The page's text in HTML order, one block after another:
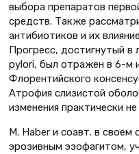
выбора препаратов
средств. Также
антибиотиков и их
Прогресс, достигнутый в
pylori, был отражен в 6-м
Флорентийского
Атрофия слизистой
изменения практически
M. Haber и соавт. в своем
эрозивным эзофагитом,